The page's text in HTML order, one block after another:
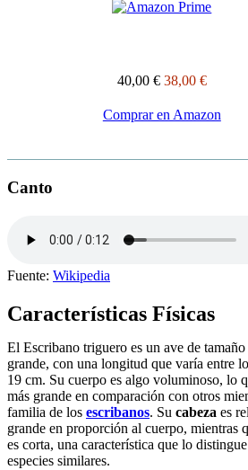
40,00 € 38,00 €
Comprar en Amazon
Canto
Fuente: Wikipedia
Características Físicas
El Escribano triguero es un ave de tamaño
grande, con una longitud que varía entre
19 cm. Su cuerpo es algo voluminoso, lo
más grande en comparación con otros
familia de los escribanos. Su cabeza es
grande en proporción al cuerpo, mientras
es corta, una característica que lo
especies similares.